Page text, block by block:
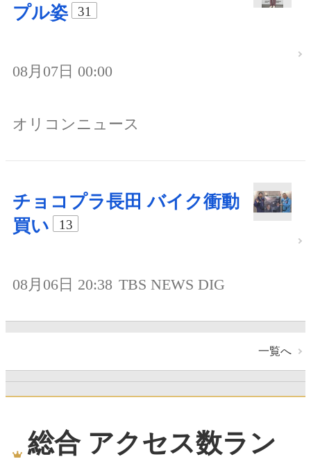
プル姿
31
08月07日 00:00
オリコンニュース
チョコプラ長田 バイク衝動
買い
13
08月06日 20:38 TBS NEWS DIG
一覧へ
総合 アクセス数ラン